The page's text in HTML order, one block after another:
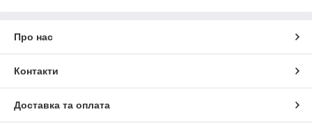
Про нас
Контакти
Доставка та оплата